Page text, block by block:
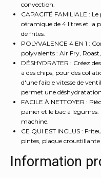
faciles,
capacité
de
4
litres
et
finition
brillante,
gris
convection.
CAPACITÉ FAMILIALE :
céramique de 4 litres et la
de frites.
POLYVALENCE 4 EN 1 :
polyvalents : Air Fry,
DÉSHYDRATER : Créez
à des chips, pour des
d'une faible vitesse de
permet une
FACILE À NETTOYER :
panier et le bac à
machine.
CE QUI EST INCLUS :
pintes, plaque
Information